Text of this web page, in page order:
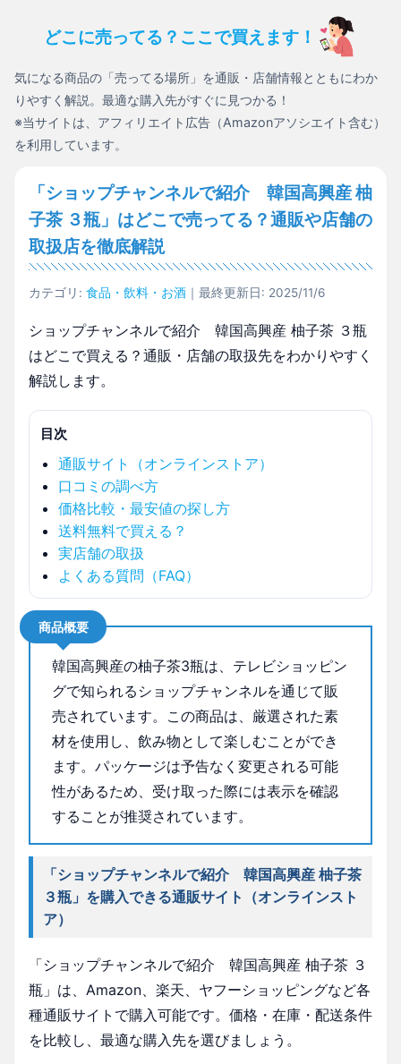
どこに売ってる？ここで買えます！
気になる商品の「売ってる場所」を通販・店舗情報とともにわか
りやすく解説。最適な購入先がすぐに見つかる！
※当サイトは、アフィリエイト広告（Amazonアソシエイト含む）
を利用しています。
「ショップチャンネルで紹介 韓国高興産 柚
子茶 ３瓶」はどこで売ってる？通販や店舗の
取扱店を徹底解説
カテゴリ: 食品・飲料・お酒 ｜最終更新日: 2025/11/6
ショップチャンネルで紹介 韓国高興産 柚子茶 ３瓶
はどこで買える？通販・店舗の取扱先をわかりやすく
解説します。
目次
通販サイト（オンラインストア）
口コミの調べ方
価格比較・最安値の探し方
送料無料で買える？
実店舗の取扱
よくある質問（FAQ）
商品概要
韓国高興産の柚子茶3瓶は、テレビショッピン
グで知られるショップチャンネルを通じて販
売されています。この商品は、厳選された素
材を使用し、飲み物として楽しむことができ
ます。パッケージは予告なく変更される可能
性があるため、受け取った際には表示を確認
することが推奨されています。
「ショップチャンネルで紹介 韓国高興産 柚子茶
３瓶」を購入できる通販サイト（オンラインスト
ア）
「ショップチャンネルで紹介 韓国高興産 柚子茶 ３
瓶」は、Amazon、楽天、ヤフーショッピングなど各
種通販サイトで購入可能です。価格・在庫・配送条件
を比較し、最適な購入先を選びましょう。